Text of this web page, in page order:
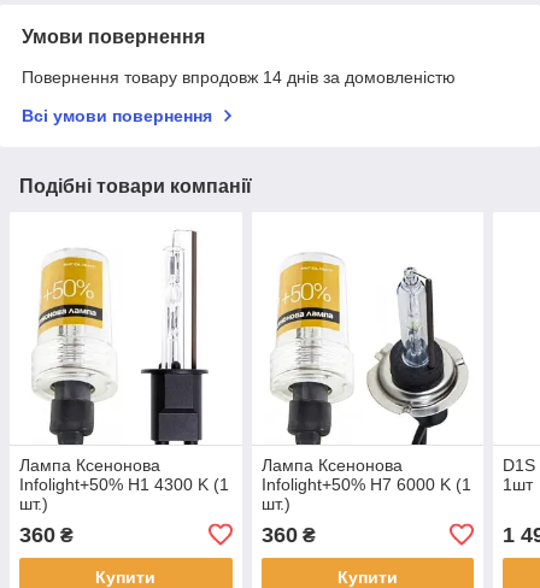
Умови повернення
Повернення товару впродовж 14 днів за домовленістю
Всі умови повернення
Подібні товари компанії
Лампа Ксенонова
Infolight+50% H1 4300 K (1
шт.)
360 ₴
Купити
Лампа Ксенонова
Infolight+50% H7 6000 K (1
шт.)
360₴
Купити
1шт
1